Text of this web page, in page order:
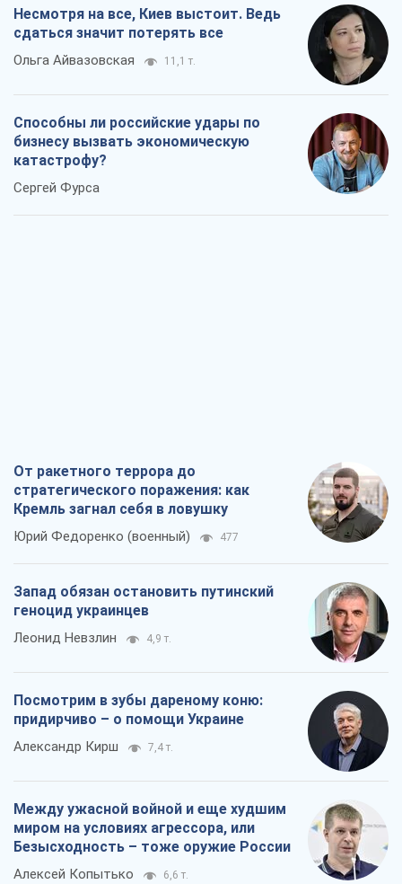
Несмотря на все, Киев выстоит. Ведь
сдаться значит потерять все
Ольга Айвазовская 11,1 т.
Способны ли российские удары по
бизнесу вызвать экономическую
катастрофу?
Сергей Фурса
От ракетного террора до
стратегического поражения: как
Кремль загнал себя в ловушку
Юрий Федоренко (военный) 477
Запад обязан остановить путинский
геноцид украинцев
Леонид Невзлин 4,9 т.
Посмотрим в зубы дареному коню:
придирчиво – о помощи Украине
Александр Кирш 7,4 т.
Между ужасной войной и еще худшим
миром на условиях агрессора, или
Безысходность – тоже оружие России
Алексей Копытько 6,6 т.